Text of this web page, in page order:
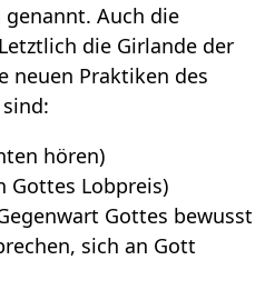
Auch die
die Girlande der
neuen Praktiken des
hören)
Gottes Lobpreis)
Gottes bewusst
sich an Gott